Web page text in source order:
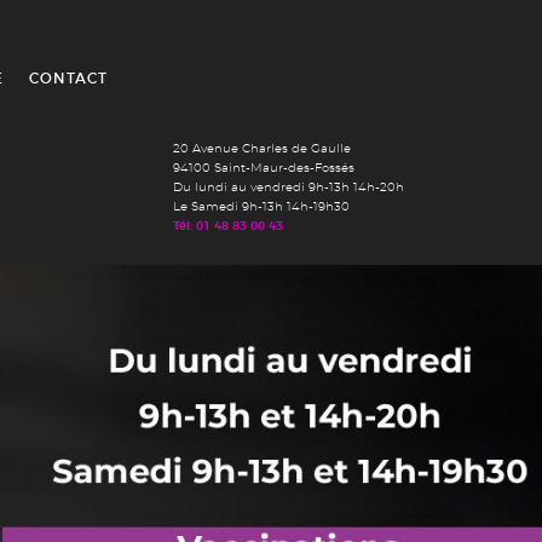
CONTACT
20 Avenue Charles de Gaulle
94100 Saint-Maur-des-Fossés
Du lundi au vendredi 9h-13h 14h-20h
Le Samedi 9h-13h 14h-19h30
Tél: 01 48 83 00 43